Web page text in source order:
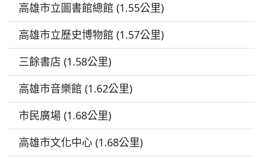
高雄市立圖書館總館 (1.55公里)
高雄市立歷史博物館 (1.57公里)
三餘書店 (1.58公里)
高雄市音樂館 (1.62公里)
市民廣場 (1.68公里)
高雄市文化中心 (1.68公里)